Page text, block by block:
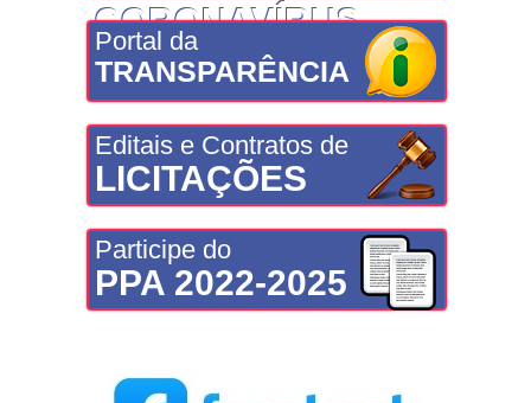
CORONAVÍRUS
Portal da
TRANSPARÊNCIA
Editais e Contratos de
LICITAÇÕES
Participe do
PPA 2022-2025